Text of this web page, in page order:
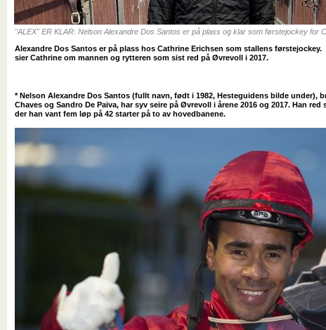
"ALEX" ER KLAR: Nelson Alexandre Dos Santos er på plass og klar som førstejockey for
Alexandre Dos Santos er på plass hos Cathrine Erichsen som stallens førstejockey.
sier Cathrine om mannen og rytteren som sist red på Øvrevoll i 2017.
* Nelson Alexandre Dos Santos (fullt navn, født i 1982, Hesteguidens bilde under),
Chaves og Sandro De Paiva, har syv seire på Øvrevoll i årene 2016 og 2017. Han red
der han vant fem løp på 42 starter på to av hovedbanene.